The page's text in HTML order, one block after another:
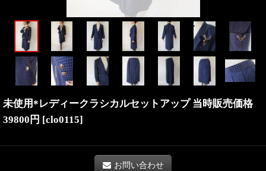
未使用*レディークラシカルセットアップ 当時販売価格
39800円 [clo0115]
お問い合わせ